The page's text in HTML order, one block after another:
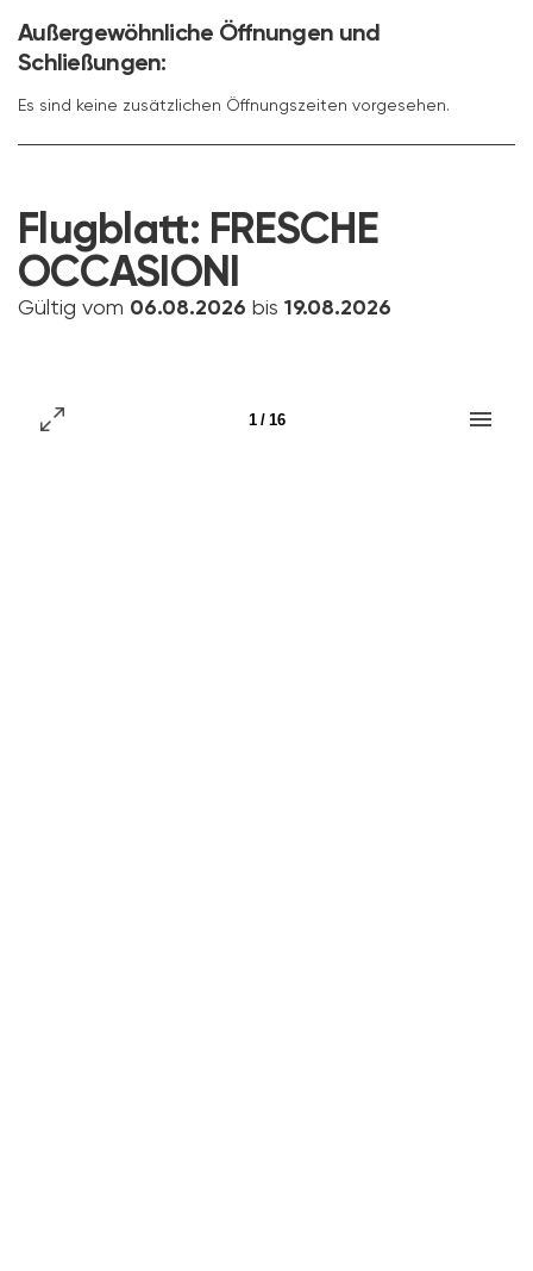
Außergewöhnliche Öffnungen und
Schließungen:
Es sind keine zusätzlichen Öffnungszeiten vorgesehen.
Flugblatt: FRESCHE
OCCASIONI
Gültig vom 06.08.2026 bis 19.08.2026